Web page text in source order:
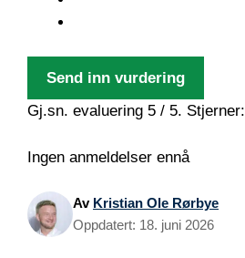
Send inn vurdering
Gj.sn. evaluering 5 / 5. Stjerner:
Ingen anmeldelser ennå
Av Kristian Ole Rørbye
Oppdatert: 18. juni 2026